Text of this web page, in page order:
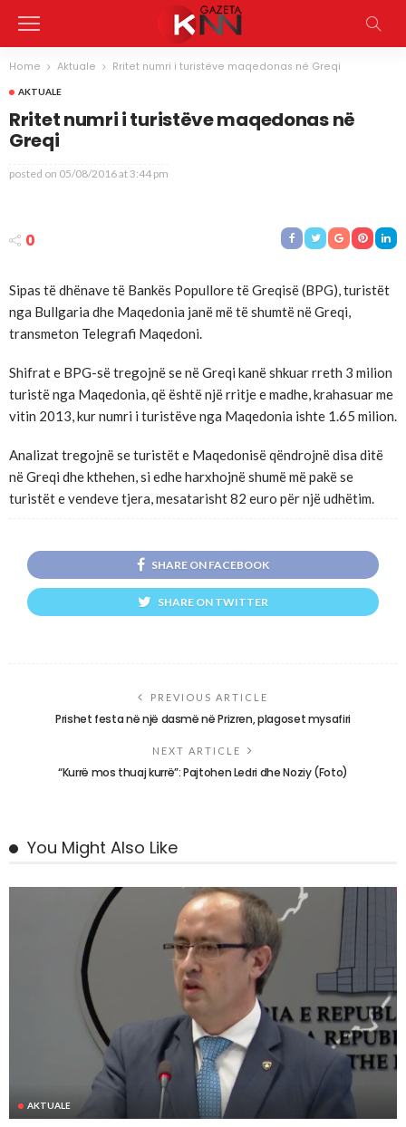
Home Aktuale Rritet numri i turistëve maqedonas në Greqi
AKTUALE
Rritet numri i turistëve maqedonas në
Greqi
posted on 05/08/2016 at 3:44 pm
0
Sipas të dhënave të Bankës Popullore të Greqisë (BPG), turistët
nga Bullgaria dhe Maqedonia janë më të shumtë në Greqi,
transmeton Telegrafi Maqedoni.
Shifrat e BPG-së tregojnë se në Greqi kanë shkuar rreth 3 milion
turistë nga Maqedonia, që është një rritje e madhe, krahasuar me
vitin 2013, kur numri i turistëve nga Maqedonia ishte 1.65 milion.
Analizat tregojnë se turistët e Maqedonisë qëndrojnë disa ditë
në Greqi dhe kthehen, si edhe harxhojnë shumë më pakë se
turistët e vendeve tjera, mesatarisht 82 euro për një udhëtim.
SHARE ON FACEBOOK
SHARE ON TWITTER
PREVIOUS ARTICLE
Prishet festa në një dasmë në Prizren, plagoset mysafiri
NEXT ARTICLE
“Kurrë mos thuaj kurrë”: Pajtohen Ledri dhe Noziy (Foto)
You Might Also Like
AKTUALE